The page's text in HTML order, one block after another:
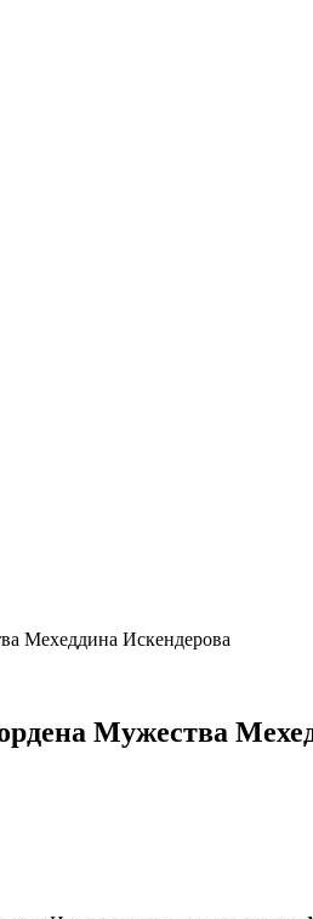
Мехеддина Искендерова
Мужества